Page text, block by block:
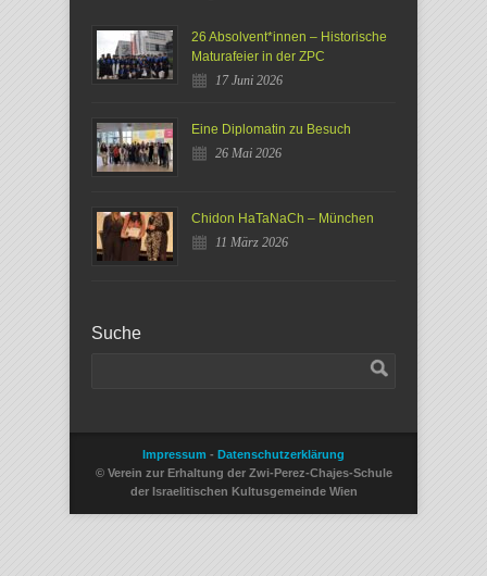
26 Absolvent*innen – Historische
Maturafeier in der ZPC
17 Juni 2026
Eine Diplomatin zu Besuch
26 Mai 2026
Chidon HaTaNaCh – München
11 März 2026
Suche
Impressum - Datenschutzerklärung
© Verein zur Erhaltung der Zwi-Perez-Chajes-Schule
der Israelitischen Kultusgemeinde Wien